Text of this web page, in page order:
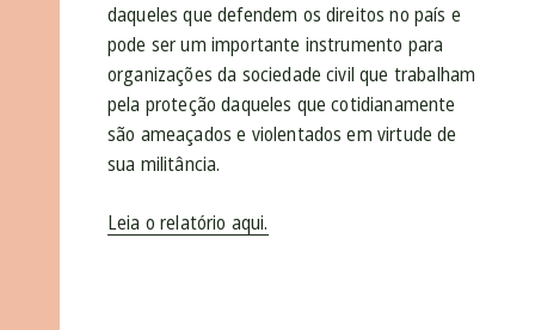
daqueles que defendem os direitos no país e
pode ser um importante instrumento para
organizações da sociedade civil que trabalham
pela proteção daqueles que cotidianamente
são ameaçados e violentados em virtude de
sua militância.
Leia o relatório aqui.